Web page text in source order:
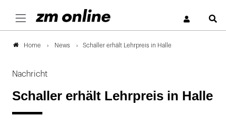
Home News Schaller erhält Lehrpreis in Halle
Nachricht
Schaller erhält Lehrpreis in Halle